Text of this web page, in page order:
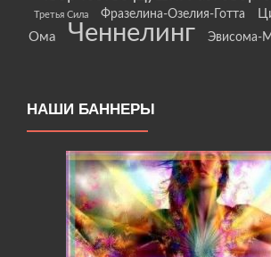
Третья Сила Фразелина-Озелия-Готта
Ома
Ченнелинг Эвисома-
НАШИ БАННЕРЫ